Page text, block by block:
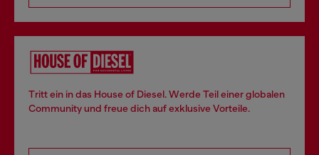
Tritt ein in das House of Diesel. Werde Teil einer globalen
Community und freue dich auf exklusive Vorteile.